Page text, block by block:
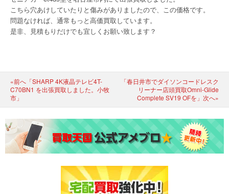
こちら穴あけしていたりと傷みがありましたので、この価格です。
問題なければ、通常もっと高価買取しています。
是非、見積もりだけでも宜しくお願い致します？
«前へ「SHARP 4K液晶テレビ4T-
C70BN1 を出張買取しました。小牧
市」
「春日井市でダイソンコードレスク
リーナー店頭買取Omni-Glide
Complete SV19 OFを」次へ»